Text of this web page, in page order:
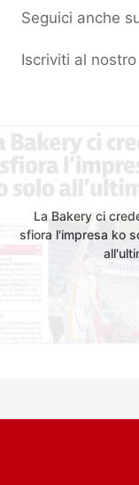
Seguici anche
Iscriviti al
La Bakery ci
sfiora l'impresa ko